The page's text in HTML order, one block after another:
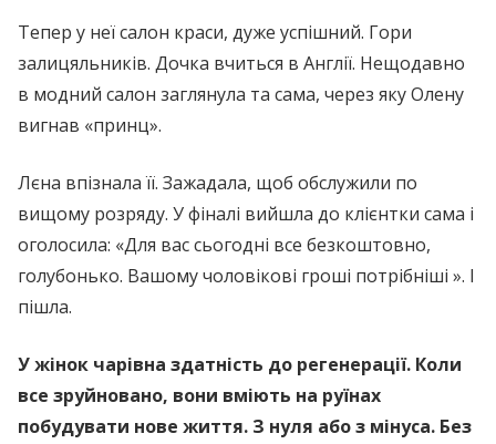
Тепер у неї салон краси, дуже успішний. Гори
залицяльників. Дочка вчиться в Англії. Нещодавно
в модний салон заглянула та сама, через яку Олену
вигнав «принц».
Лєна впізнала її. Зажадала, щоб обслужили по
вищому розряду. У фіналі вийшла до клієнтки сама і
оголосила: «Для вас сьогодні все безкоштовно,
голубонько. Вашому чоловікові гроші потрібніші ». І
пішла.
У жінок чарівна здатність до регенерації. Коли
все зруйновано, вони вміють на руїнах
побудувати нове життя. З нуля або з мінуса. Без